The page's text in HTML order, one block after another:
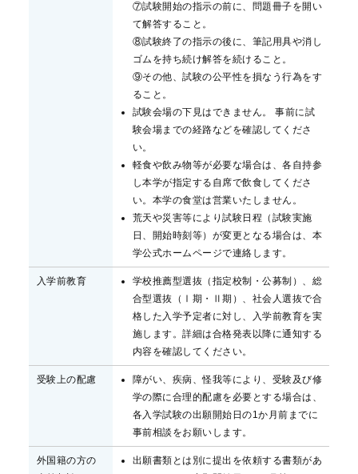
⑦試験開始の指示の前に、問題冊子を開い
て解答すること。
⑧試験終了の指示の後に、筆記用具や消し
ゴムを持ち続け解答を続けること。
⑨その他、試験の公平性を損なう行為をす
ること。
試験会場の下見はできません。 事前に試
験会場までの経路などを確認してくださ
い。
軽食や飲み物等が必要な場合は、各自持参
し本学が指定する自席で飲食してくださ
い。本学の食堂は営業いたしません。
荒天や災害等により試験日程（試験実施
日、開始時刻等）が変更となる場合は、本
学公式ホームページで連絡します。
入学前教育
学校推薦型選抜（指定校制・公募制）、総
合型選抜（Ⅰ期・Ⅱ期）、社会人選抜で合
格した入学予定者に対し、入学前教育を実
施します。詳細は合格発表以降に通知する
内容を確認してください。
受験上の配慮
障がい、疾病、怪我等により、受験及び修
学の際に合理的配慮を必要とする場合は、
各入学試験の出願開始日の1か月前までに
事前相談をお願いします。
外国籍の方の
出願書類とは別に提出を依頼する書類があ